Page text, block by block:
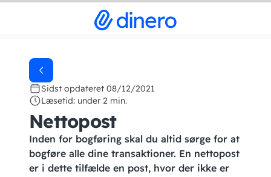
Sidst opdateret 08/12/2021
Læsetid: under 2 min.
Nettopost
Inden for bogføring skal du altid sørge for at
bogføre alle dine transaktioner. En nettopost
er i dette tilfælde en post, hvor der ikke er